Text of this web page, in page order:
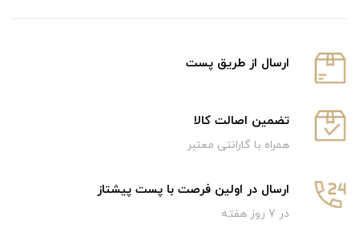
ارسال از طریق پست
تضمین اصالت کالا
همراه با گارانتی معتبر
ارسال در اولین فرصت با پست پیشتاز
در 7 روز هفته